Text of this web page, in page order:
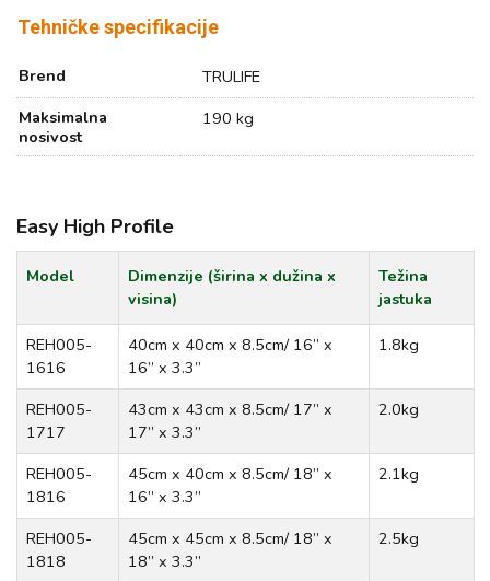
Tehničke specifikacije
Brend
TRULIFE
Maksimalna
nosivost
190 kg
Easy High Profile
Model
Dimenzije (širina x dužina x
visina)
Težina
jastuka
REH005-
1616
40cm x 40cm x 8.5cm/ 16” x
16” x 3.3”
1.8kg
REH005-
1717
43cm x 43cm x 8.5cm/ 17” x
17” x 3.3”
2.0kg
REH005-
1816
45cm x 40cm x 8.5cm/ 18” x
16” x 3.3”
2.1kg
REH005-
1818
45cm x 45cm x 8.5cm/ 18” x
18” x 3.3”
2.5kg